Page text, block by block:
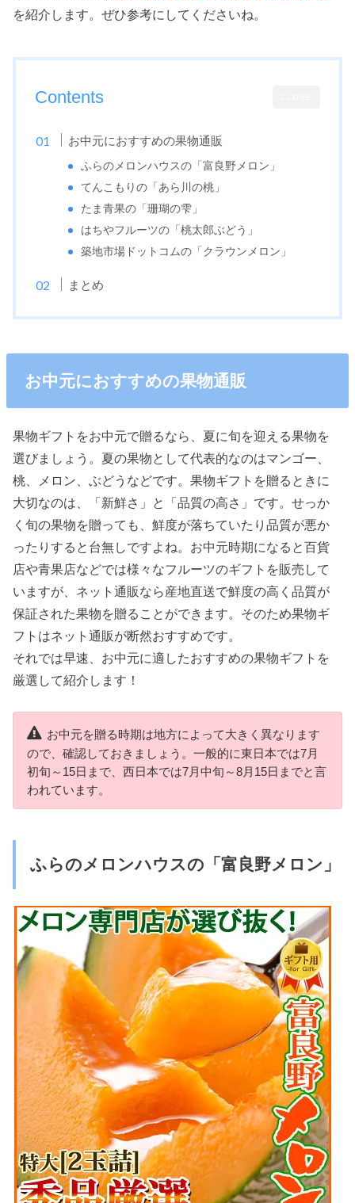
を紹介します。ぜひ参考にしてくださいね。
Contents
お中元におすすめの果物通販
ふらのメロンハウスの「富良野メロン」
てんこもりの「あら川の桃」
たま青果の「珊瑚の雫」
はちやフルーツの「桃太郎ぶどう」
築地市場ドットコムの「クラウンメロン」
まとめ
お中元におすすめの果物通販
果物ギフトをお中元で贈るなら、夏に旬を迎える果物を
選びましょう。夏の果物として代表的なのはマンゴー、
桃、メロン、ぶどうなどです。果物ギフトを贈るときに
大切なのは、「新鮮さ」と「品質の高さ」です。せっか
く旬の果物を贈っても、鮮度が落ちていたり品質が悪か
ったりすると台無しですよね。お中元時期になると百貨
店や青果店などでは様々なフルーツのギフトを販売して
いますが、ネット通販なら産地直送で鮮度の高く品質が
保証された果物を贈ることができます。そのため果物ギ
フトはネット通販が断然おすすめです。
それでは早速、お中元に適したおすすめの果物ギフトを
厳選して紹介します！
お中元を贈る時期は地方によって大きく異なります
ので、確認しておきましょう。一般的に東日本では7月
初旬～15日まで、西日本では7月中旬～8月15日までと言
われています。
ふらのメロンハウスの「富良野メロン」